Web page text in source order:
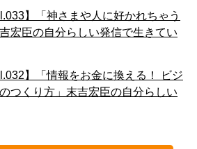
】「神さまや人に好かれちゃう
宏臣の自分らしい発信で生きてい
】「情報をお金に換える！ ビジ
つくり方」末吉宏臣の自分らしい